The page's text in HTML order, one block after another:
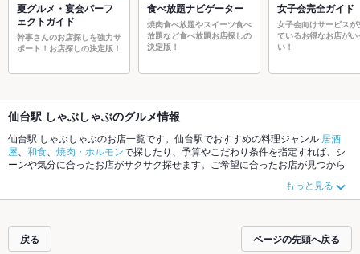
夏グルメ・宴会パーフ
ェクトガイド
幹事さんのお店探しを強力サ
ポート！お店探しの決定版！
食べ放題ナビゲーター
焼肉食べ放題やスイーツ食べ
放題など食べ放題お店探しの
決定版！
女子会完全ガイド
女子会向けサービスが
ているお得なお店がい
い！
仙台駅 しゃぶしゃぶのグルメ情報
仙台駅 しゃぶしゃぶのお店一覧です。仙台駅でおすすめの料理ジャンル 居酒
屋
和食 焼肉・ホルモンで探したり、予算やこだわり条件を指定すれば、シ
ーンや気分に合ったお店がサクサク探せます。ご希望に合ったお店が見つから
い。ホットペッパーグルメなら、お得なクーポンはもちろん、こだわりメニュ
ーからあげ、お茶漬け、塩辛や季節のおすすめ料理など、お店の最新情報をご
大中です。友達どうしの飲み会にも、会社の宴会にも、デートやパーティーに
もお得に便利にホットペッパーグルメをご利用ください。
もっと見る
戻る ページの先頭へ戻る